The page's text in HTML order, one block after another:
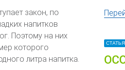
закон, по
напитков
Поэтому на них
которого
литра напитка.
СТАТЬЯ